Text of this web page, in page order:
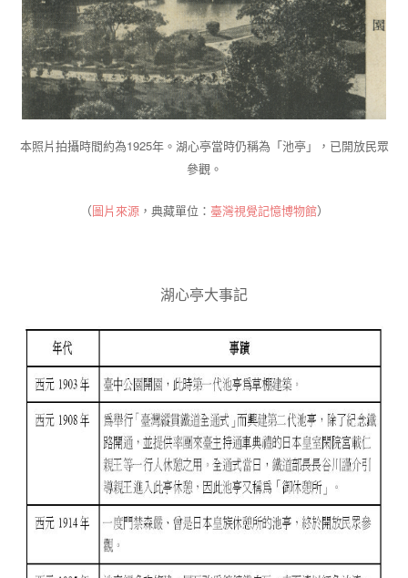
本照片拍攝時間約為1925年。湖心亭當時仍稱為「池亭」，已開放民眾
參觀。
（圖片來源，典藏單位： 臺灣視覺記憶博物館）
湖心亭大事記